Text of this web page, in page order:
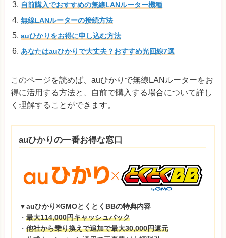
自前購入でおすすめの無線LANルーター機種
無線LANルーターの接続方法
auひかりをお得に申し込む方法
あなたはauひかりで大丈夫？おすすめ光回線7選
このページを読めば、auひかりで無線LANルーターをお
得に活用する方法と、自前で購入する場合について詳し
く理解することができます。
auひかりの一番お得な窓口
▼auひかり×GMOとくとくBBの特典内容
・ 最大114,000円キャッシュバック
・ 他社から乗り換えで追加で最大30,000円還元